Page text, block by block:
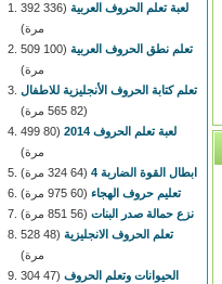
لعبة تعلم الحروف العربية
(336 392
مرة)
تعلم نطق الحروف العربية
(100 509
مرة)
تعلم كتابة الحروف الأنجليزية للاطفال
(82 565 مرة)
لعبة تعلم الحروف 2014
(80 499
مرة)
ابطال القوة الضاربة 4
(64 324 مرة)
تعليم حروف الهجاء (60 975 مرة)
نزع حمالة صدر البنات (56 851 مرة)
تعلم الحروف الانجليزية
(48 528
مرة)
الحيوانات وتعلم الحروف
(47 304